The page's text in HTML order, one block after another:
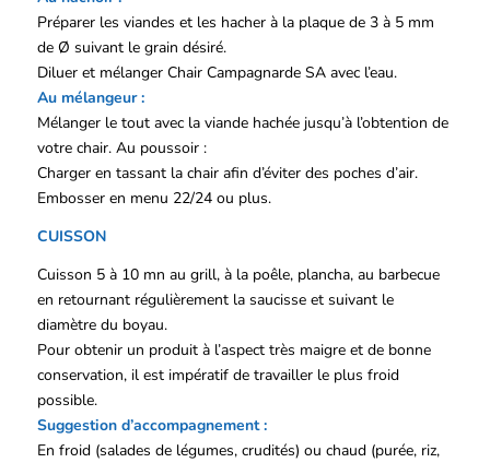
Préparer les viandes et les hacher à la plaque de 3 à 5 mm
de Ø suivant le grain désiré.
Diluer et mélanger Chair Campagnarde SA avec l’eau.
Au mélangeur :
Mélanger le tout avec la viande hachée jusqu’à l’obtention de
votre chair. Au poussoir :
Charger en tassant la chair afin d’éviter des poches d’air.
Embosser en menu 22/24 ou plus.
CUISSON
Cuisson 5 à 10 mn au grill, à la poêle, plancha, au barbecue
en retournant régulièrement la saucisse et suivant le
diamètre du boyau.
Pour obtenir un produit à l’aspect très maigre et de bonne
conservation, il est impératif de travailler le plus froid
possible.
Suggestion d’accompagnement :
En froid (salades de légumes, crudités) ou chaud (purée, riz,